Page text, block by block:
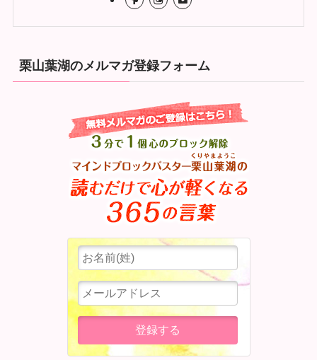
栗山葉湖のメルマガ登録フォーム